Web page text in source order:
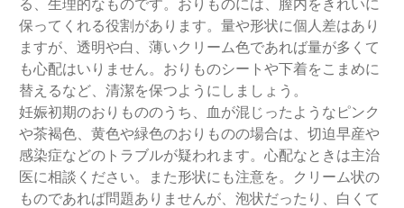
る、生理的なものです。おりものには、膣内をきれいに
保ってくれる役割があります。量や形状に個人差はあり
ますが、透明や白、薄いクリーム色であれば量が多くて
も心配はいりません。おりものシートや下着をこまめに
替えるなど、清潔を保つようにしましょう。
妊娠初期のおりもののうち、血が混じったようなピンク
や茶褐色、黄色や緑色のおりものの場合は、切迫早産や
感染症などのトラブルが疑われます。心配なときは主治
医に相談ください。また形状にも注意を。クリーム状の
ものであれば問題ありませんが、泡状だったり、白くて